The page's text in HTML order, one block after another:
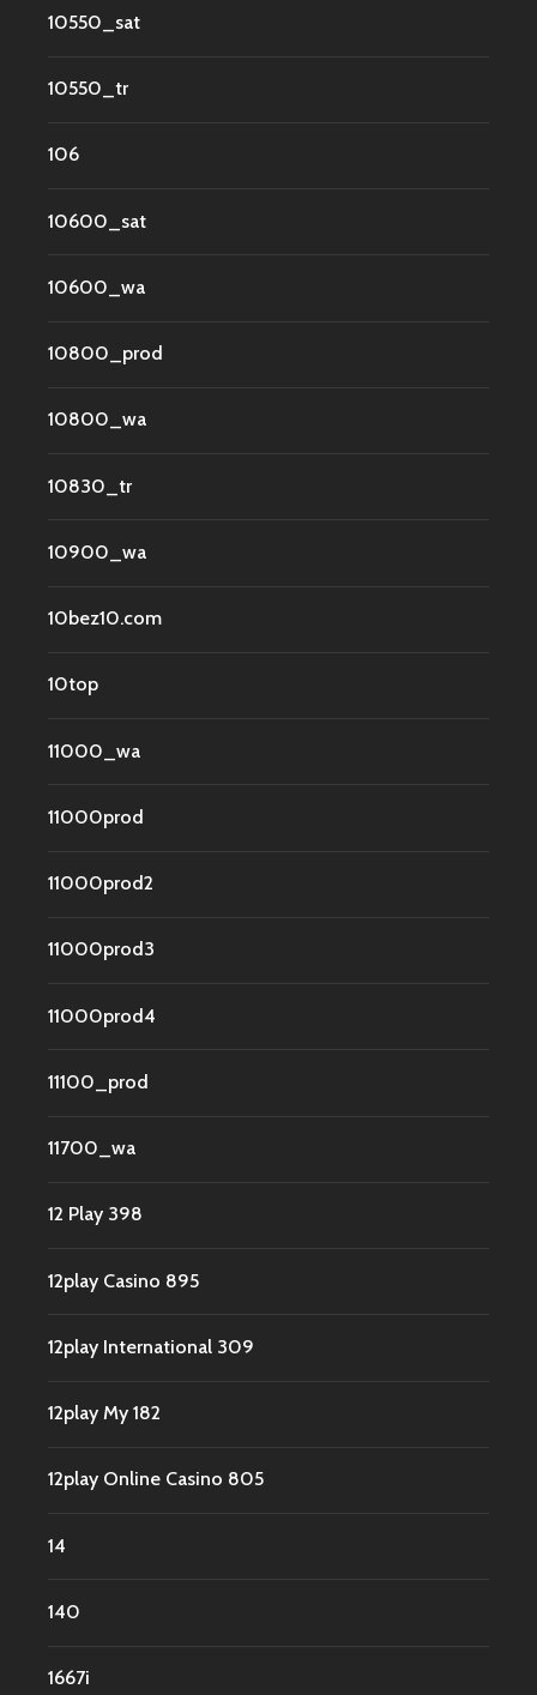
10550_sat
10550_tr
106
10600_sat
10600_wa
10800_prod
10800_wa
10830_tr
10900_wa
10bez10.com
10top
11000_wa
11000prod
11000prod2
11000prod3
11000prod4
11100_prod
11700_wa
12 Play 398
12play Casino 895
12play International 309
12play My 182
12play Online Casino 805
14
140
1667i